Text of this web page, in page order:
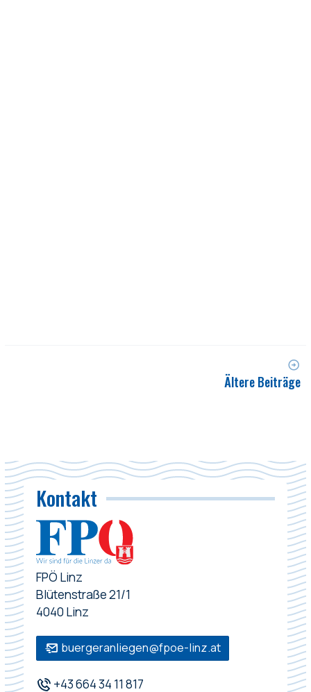
Ältere Beiträge
Kontakt
FPÖ Linz
Blütenstraße 21/1
4040 Linz
buergeranliegen@fpoe-linz.at
+43 664 34 11 817